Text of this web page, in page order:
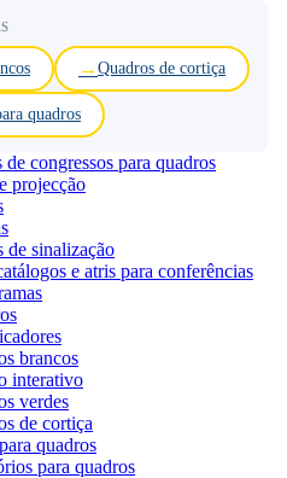
Quadros de cortiça
quadros
congressos para quadros
projecção
de sinalização
e atris para conferências
brancos
interativo
verdes
de cortiça
quadros
para quadros